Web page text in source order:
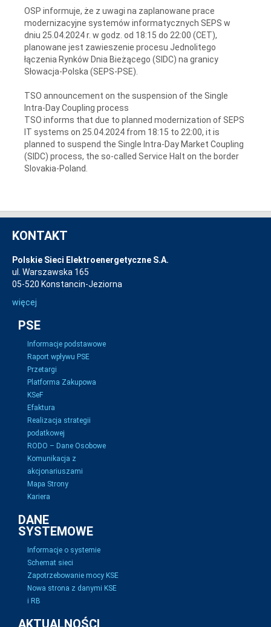
OSP informuje, że z uwagi na zaplanowane prace
modernizacyjne systemów informatycznych SEPS w
dniu 25.04.2024 r. w godz. od 18:15 do 22:00 (CET),
planowane jest zawieszenie procesu Jednolitego
łączenia Rynków Dnia Bieżącego (SIDC) na granicy
Słowacja-Polska (SEPS-PSE).
TSO announcement on the suspension of the Single
Intra-Day Coupling process
TSO informs that due to planned modernization of SEPS
IT systems on 25.04.2024 from 18:15 to 22:00, it is
planned to suspend the Single Intra-Day Market Coupling
(SIDC) process, the so-called Service Halt on the border
Slovakia-Poland.
KONTAKT
Polskie Sieci Elektroenergetyczne S.A.
ul. Warszawska 165
05-520 Konstancin-Jeziorna
więcej
PSE
Informacje podstawowe
Raport wpływu PSE
Przetargi
Platforma Zakupowa
KSeF
Efaktura
Realizacja strategii
podatkowej
RODO – Dane Osobowe
Komunikacja z
akcjonariuszami
Mapa Strony
Kariera
DANE
SYSTEMOWE
Informacje o systemie
Schemat sieci
Zapotrzebowanie mocy KSE
Nowa strona z danymi KSE
i RB
AKTUALNOŚCI